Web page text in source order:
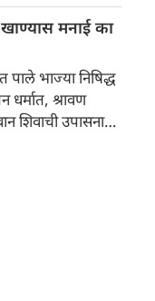
होऊ शकतो.
निस्तेजपणा, मुरुमे
यांसारख्या समस्या
मनाई का
पाले भाज्या निषिद्ध
श्रावण
शिवाची उपासना